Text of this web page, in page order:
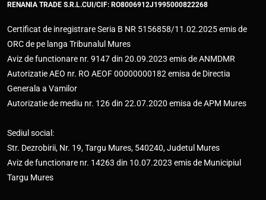
RENANIA TRADE S.R.L.CUI/CIF: RO8006912J1995000822268
Certificat de inregistrare Seria B NR 5156858/11.02.2025 emis de
ORC de pe langa Tribunalul Mures
Aviz de functionare nr. 9147 din 20.09.2023 emis de ANMDMR
Autorizatie AEO nr. RO AEOF 00000000182 emisa de Directia
Generala a Vamilor
Autorizatie de mediu nr. 126 din 22.07.2020 emisa de APM Mures
Sediul social:
Str. Dezrobirii, Nr. 19, Targu Mures, 540240, Judetul Mures
Aviz de functionare nr. 14263 din 10.07.2023 emis de Municipiul
Targu Mures